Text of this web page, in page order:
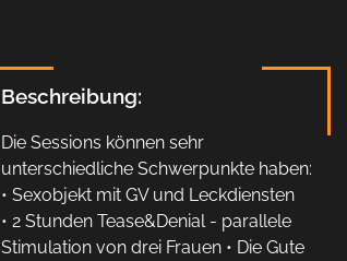
Beschreibung:
Die Sessions können sehr
unterschiedliche Schwerpunkte haben:
• Sexobjekt mit GV und Leckdiensten
• 2 Stunden Tease&Denial - parallele
Stimulation von drei Frauen • Die Gute